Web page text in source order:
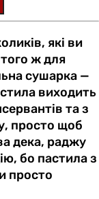
які ви
ж для
сушарка —
виходить
та з
просто щоб
дека, раджу
бо пастила з
просто